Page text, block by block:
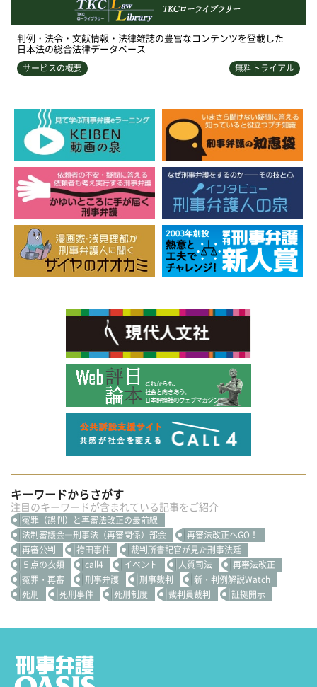
判例・法令・文献情報・法律雑誌の豊富なコンテンツを登載した
日本法の総合法律データベース
サービスの概要 無料トライアル
キーワードからさがす
注目のキーワードが含まれている記事をご紹介
冤罪（誤判）と再審法改正の最前線
法制審議会―刑事法（再審関係）部会
再審法改正へGO！
再審公判
袴田事件
裁判所書記官が見た刑事法廷
５点の衣類
call4 イベント 人質司法
再審法改正
冤罪・再審
刑事弁護 刑事裁判
新・判例解説Watch
死刑
死刑事件 死刑制度 裁判員裁判 証拠開示